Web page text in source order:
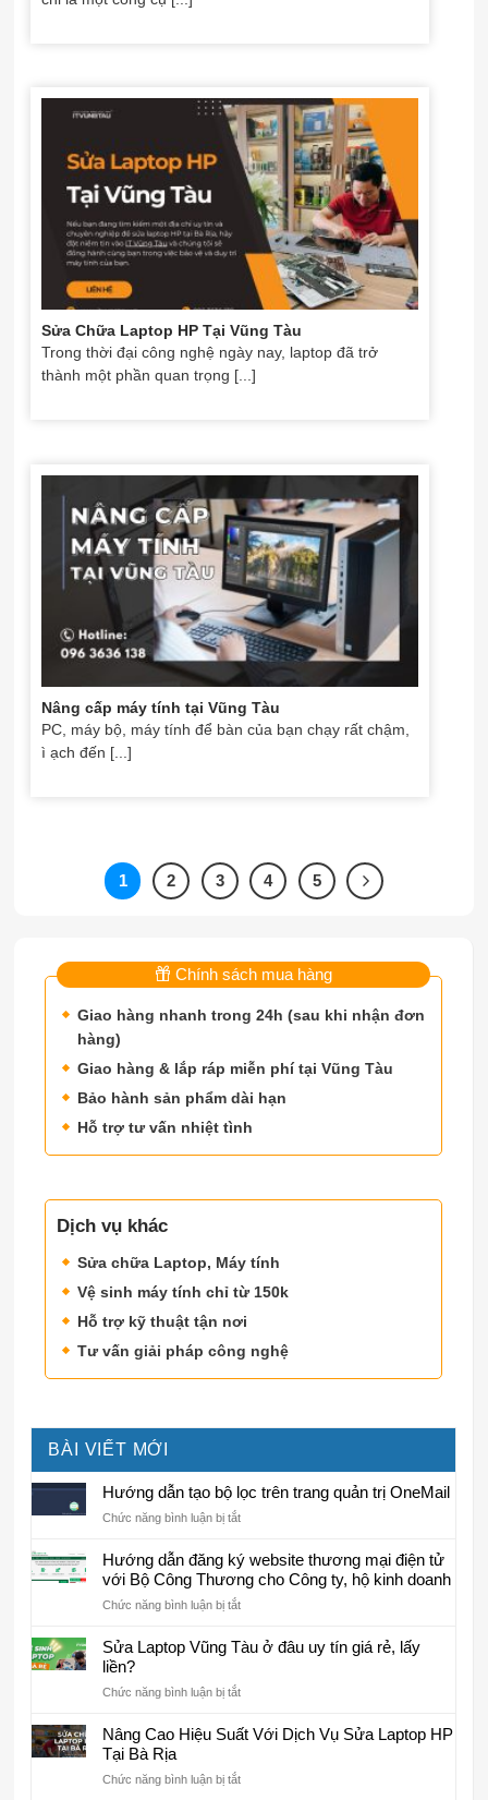
Sửa Chữa Laptop HP Tại Vũng Tàu
Trong thời đại công nghệ ngày nay, laptop đã trở
thành một phần quan trọng [...]
Nâng cấp máy tính tại Vũng Tàu
PC, máy bộ, máy tính để bàn của bạn chạy rất chậm,
ì ạch đến [...]
1 2 3 4 5
Chính sách mua hàng
Giao hàng nhanh trong 24h (sau khi nhận đơn
hàng)
Giao hàng & lắp ráp miễn phí tại Vũng Tàu
Bảo hành sản phẩm dài hạn
Hỗ trợ tư vấn nhiệt tình
Dịch vụ khác
Sửa chữa Laptop, Máy tính
Vệ sinh máy tính chỉ từ 150k
Hỗ trợ kỹ thuật tận nơi
Tư vấn giải pháp công nghệ
BÀI VIẾT MỚI
Hướng dẫn tạo bộ lọc trên trang quản trị OneMail
Chức năng bình luận bị tắtở
dẫn
tạo
bộ
lọc
trang
Hướng dẫn đăng ký website thương mại điện tử
với Bộ Công Thương cho Công ty, hộ kinh doanh
Chức năng bình luận bị tắtở
dẫn
website
mại
Sửa Laptop Vũng Tàu ở đâu uy tín giá rẻ, lấy
liền?
Chức năng bình luận bị tắtở
Laptop
ở
Nâng Cao Hiệu Suất Với Dịch Vụ Sửa Laptop HP
Tại Bà Rịa
Chức năng bình luận bị tắtở